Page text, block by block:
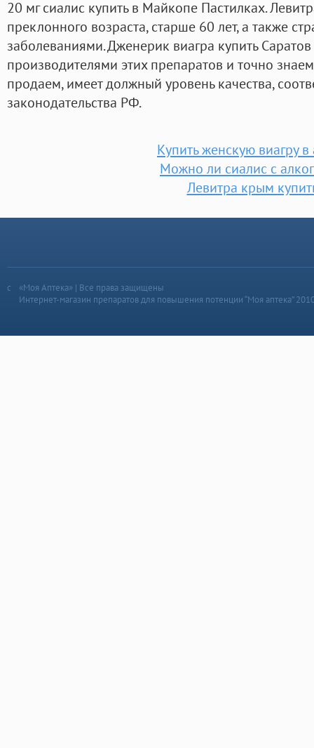
20 мг сиалис купить в Майкопе Пастилках.
преклонного возраста, старше 60 лет, а также
заболеваниями. Дженерик виагра купить
производителями этих препаратов и точно
продаем, имеет должный уровень качества,
законодательства РФ.
Купить женскую виагру в
Можно ли сиалис с
Левитра крым
«Моя Аптека» | Все права защищены
Интернет-магазин препаратов для повышения потенции “Моя аптека”